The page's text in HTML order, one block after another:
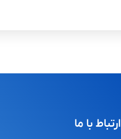
ارتباط با ما